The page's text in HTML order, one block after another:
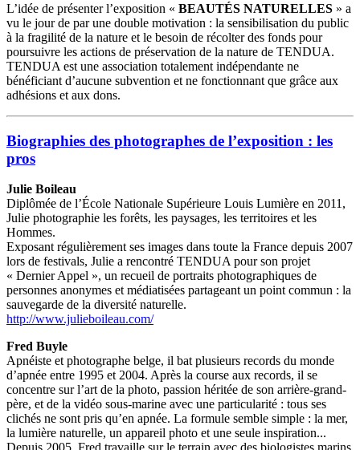
L’idée de présenter l’exposition « BEAUTÉS NATURELLES » a
vu le jour de par une double motivation : la sensibilisation du public
à la fragilité de la nature et le besoin de récolter des fonds pour
poursuivre les actions de préservation de la nature de TENDUA.
TENDUA est une association totalement indépendante ne
bénéficiant d’aucune subvention et ne fonctionnant que grâce aux
adhésions et aux dons.
Biographies des photographes de l’exposition : les
pros
Julie Boileau
Diplômée de l’École Nationale Supérieure Louis Lumière en 2011,
Julie photographie les forêts, les paysages, les territoires et les
Hommes.
Exposant régulièrement ses images dans toute la France depuis 2007
lors de festivals, Julie a rencontré TENDUA pour son projet
« Dernier Appel », un recueil de portraits photographiques de
personnes anonymes et médiatisées partageant un point commun : la
sauvegarde de la diversité naturelle.
http://www.julieboileau.com/
Fred Buyle
Apnéiste et photographe belge, il bat plusieurs records du monde
d’apnée entre 1995 et 2004. Après la course aux records, il se
concentre sur l’art de la photo, passion héritée de son arrière-grand-
père, et de la vidéo sous-marine avec une particularité : tous ses
clichés ne sont pris qu’en apnée. La formule semble simple : la mer,
la lumière naturelle, un appareil photo et une seule inspiration...